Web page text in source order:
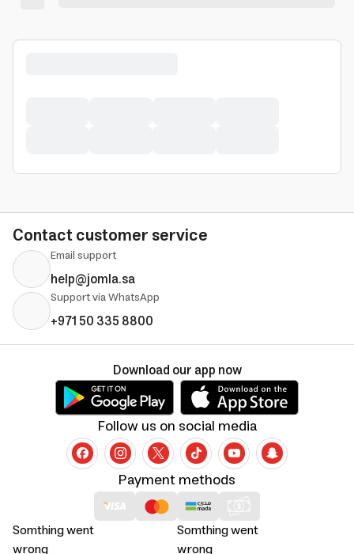
Contact customer service
Email support
help@jomla.sa
Support via WhatsApp
+971 50 335 8800
Somthing went
wrong
Somthing went
wrong
Payment methods
Follow us on social media
Download our app now